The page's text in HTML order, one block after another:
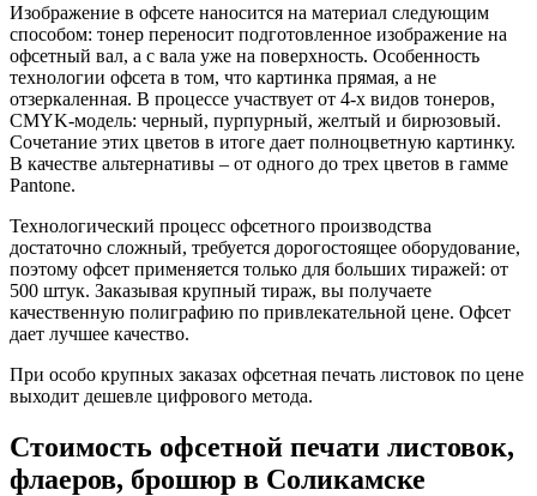
Изображение в офсете наносится на материал следующим
способом: тонер переносит подготовленное изображение на
офсетный вал, а с вала уже на поверхность. Особенность
технологии офсета в том, что картинка прямая, а не
отзеркаленная. В процессе участвует от 4-х видов тонеров,
CMYK-модель: черный, пурпурный, желтый и бирюзовый.
Сочетание этих цветов в итоге дает полноцветную картинку.
В качестве альтернативы – от одного до трех цветов в гамме
Pantone.
Технологический процесс офсетного производства
достаточно сложный, требуется дорогостоящее оборудование,
поэтому офсет применяется только для больших тиражей: от
500 штук. Заказывая крупный тираж, вы получаете
качественную полиграфию по привлекательной цене. Офсет
дает лучшее качество.
При особо крупных заказах офсетная печать листовок по цене
выходит дешевле цифрового метода.
Стоимость офсетной печати листовок,
флаеров, брошюр в Соликамске